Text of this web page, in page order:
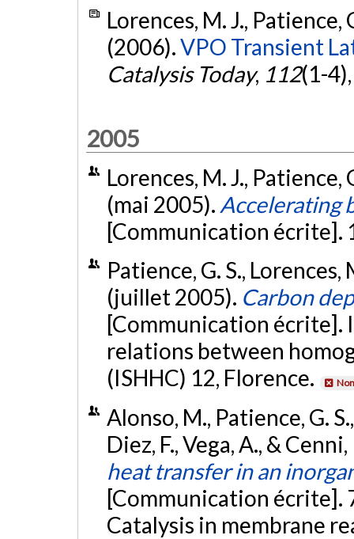
Lorences, M. J., Patience,
(2006).VPO Transient
Catalysis Today, 112(1-
2005
Lorences, M. J., Patience,
(mai 2005). Accelerating
[Communication écrite].
Patience, G. S., Lorences,
(juillet 2005). Carbon
[Communication écrite].
relations between
(ISHHC) 12, Florence.
Alonso, M., Patience, G.
Diez, F., Vega, A., &
heat transfer in an
[Communication
Catalysis in membrane